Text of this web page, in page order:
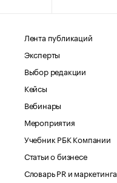
Лента публикаций
Эксперты
Выбор редакции
Кейсы
Вебинары
Мероприятия
Учебник РБК Компании
Статьи о бизнесе
Словарь PR и маркетинга